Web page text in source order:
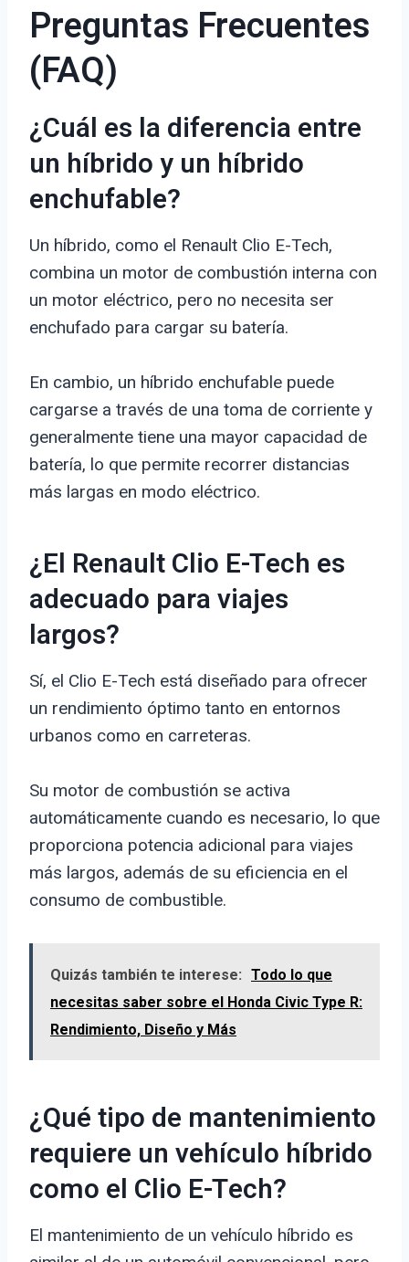
Preguntas Frecuentes
(FAQ)
¿Cuál es la diferencia entre
un híbrido y un híbrido
enchufable?
Un híbrido, como el Renault Clio E-Tech,
combina un motor de combustión interna con
un motor eléctrico, pero no necesita ser
enchufado para cargar su batería.
En cambio, un híbrido enchufable puede
cargarse a través de una toma de corriente y
generalmente tiene una mayor capacidad de
batería, lo que permite recorrer distancias
más largas en modo eléctrico.
¿El Renault Clio E-Tech es
adecuado para viajes
largos?
Sí, el Clio E-Tech está diseñado para ofrecer
un rendimiento óptimo tanto en entornos
urbanos como en carreteras.
Su motor de combustión se activa
automáticamente cuando es necesario, lo que
proporciona potencia adicional para viajes
más largos, además de su eficiencia en el
consumo de combustible.
Quizás también te interese: Todo lo que
necesitas saber sobre el Honda Civic Type R:
Rendimiento, Diseño y Más
¿Qué tipo de mantenimiento
requiere un vehículo híbrido
como el Clio E-Tech?
El mantenimiento de un vehículo híbrido es